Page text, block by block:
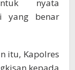
nyata
yang benar
itu, Kapolres
kepada